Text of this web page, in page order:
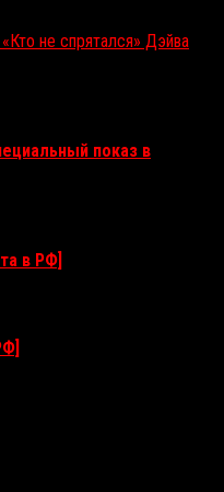
не спрятался» Дэйва
показ в
в РФ]